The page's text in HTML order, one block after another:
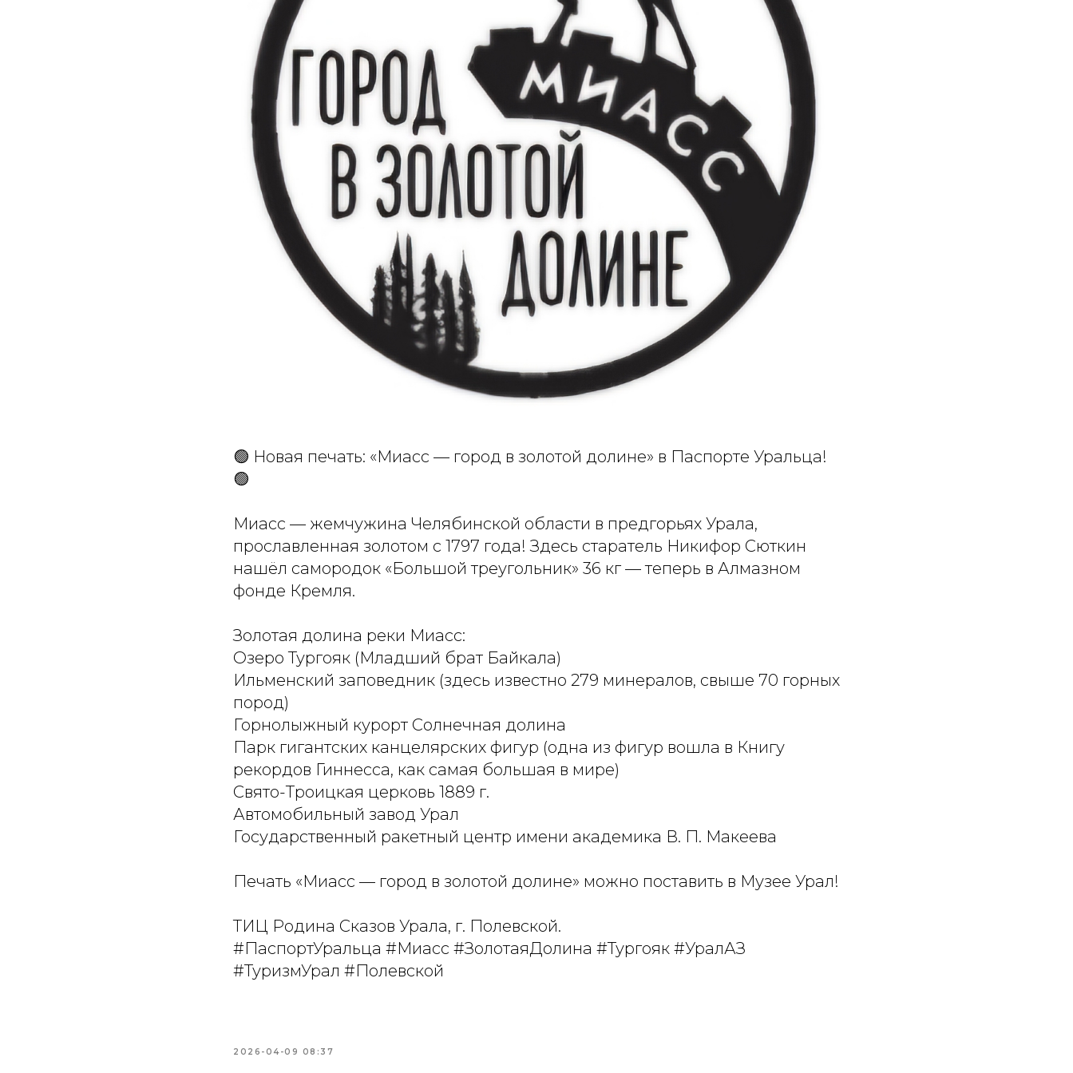
🟢 Новая печать: «Миасс — город в золотой долине» в Паспорте Уральца!
🟢
Миасс — жемчужина Челябинской области в предгорьях Урала,
прославленная золотом с 1797 года! Здесь старатель Никифор Сюткин
нашёл самородок «Большой треугольник» 36 кг — теперь в Алмазном
фонде Кремля.
Золотая долина реки Миасс:
Озеро Тургояк (Младший брат Байкала)
Ильменский заповедник (здесь известно 279 минералов, свыше 70 горных
пород)
Горнолыжный курорт Солнечная долина
Парк гигантских канцелярских фигур (одна из фигур вошла в Книгу
рекордов Гиннесса, как самая большая в мире)
Свято-Троицкая церковь 1889 г.
Автомобильный завод Урал
Государственный ракетный центр имени академика В. П. Макеева
Печать «Миасс — город в золотой долине» можно поставить в Музее Урал!
ТИЦ Родина Сказов Урала, г. Полевской.
#ПаспортУральца #Миасс #ЗолотаяДолина #Тургояк #УралАЗ
#ТуризмУрал #Полевской
2026-04-09 08:37